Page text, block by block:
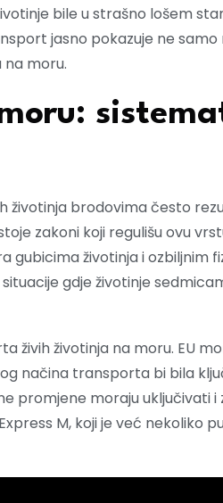
bile u strašno lošem
jasno pokazuje ne
moru.
životinja brodovima često
zakoni koji regulišu ovu
gubicima životinja i ozbiljnim
gdje životinje
živih životinja na moru. EU
načina transporta bi bila
promjene moraju uključivati
M, koji je već nekoliko